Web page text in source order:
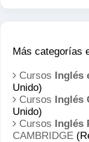
Más categorías
Cursos Inglés
Unido)
Cursos Inglés
Unido)
Cursos Inglés
CAMBRIDGE